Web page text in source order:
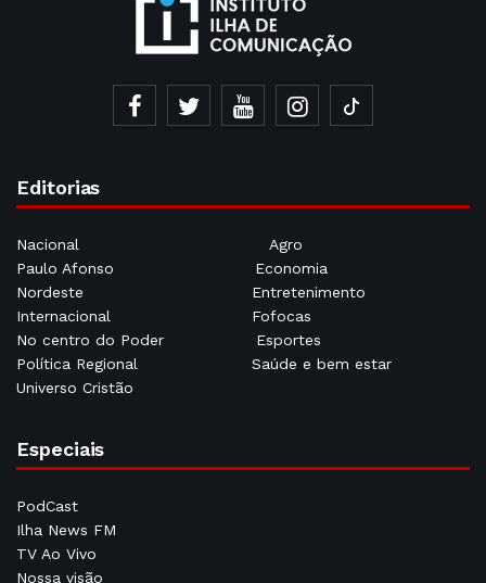
Editorias
Nacional
Agro
Paulo Afonso
Economia
Nordeste
Entretenimento
Internacional
Fofocas
No centro do Poder
Esportes
Política Regional
Saúde e bem estar
Universo Cristão
Especiais
PodCast
Ilha News FM
TV Ao Vivo
Nossa visão